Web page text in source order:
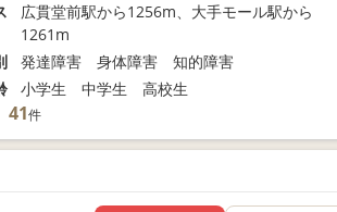
広貫堂前駅から1256m、大手モール駅から
1261m
発達障害 身体障害 知的障害
小学生 中学生 高校生
41件